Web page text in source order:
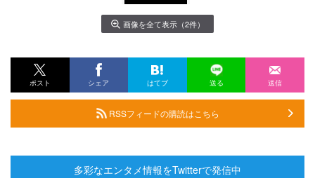
画像を全て表示（2件）
ポスト シェア はてブ 送る 送信
RSSフィードの購読はこちら
多彩なエンタメ情報をTwitterで発信中